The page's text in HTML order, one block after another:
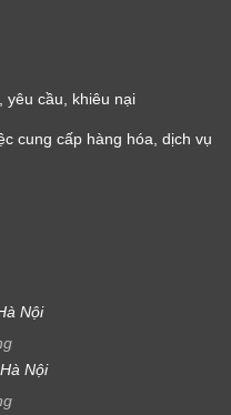
yêu cầu, khiêu nại
cung cấp hàng hóa, dịch vụ
Nội
Nội